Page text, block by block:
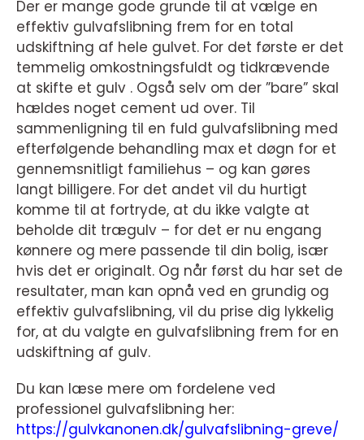
Der er mange gode grunde til at vælge en
effektiv gulvafslibning frem for en total
udskiftning af hele gulvet. For det første er det
temmelig omkostningsfuldt og tidkrævende
at skifte et gulv . Også selv om der ”bare” skal
hældes noget cement ud over. Til
sammenligning til en fuld gulvafslibning med
efterfølgende behandling max et døgn for et
gennemsnitligt familiehus – og kan gøres
langt billigere. For det andet vil du hurtigt
komme til at fortryde, at du ikke valgte at
beholde dit trægulv – for det er nu engang
kønnere og mere passende til din bolig, især
hvis det er originalt. Og når først du har set de
resultater, man kan opnå ved en grundig og
effektiv gulvafslibning, vil du prise dig lykkelig
for, at du valgte en gulvafslibning frem for en
udskiftning af gulv.
Du kan læse mere om fordelene ved
professionel gulvafslibning her:
https://gulvkanonen.dk/gulvafslibning-greve/